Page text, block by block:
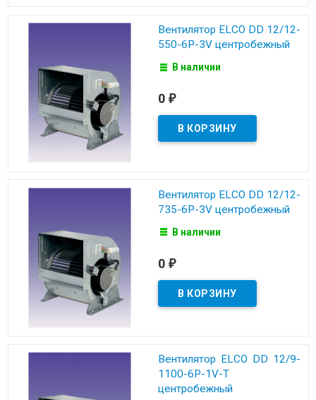
Вентилятор ELCO DD 12/12-
550-6P-3V центробежный
В наличии
0 ₽
Вентилятор ELCO DD 12/12-
735-6P-3V центробежный
В наличии
0 ₽
Вентилятор ELCO DD 12/9-
1100-6P-1V-T
центробежный